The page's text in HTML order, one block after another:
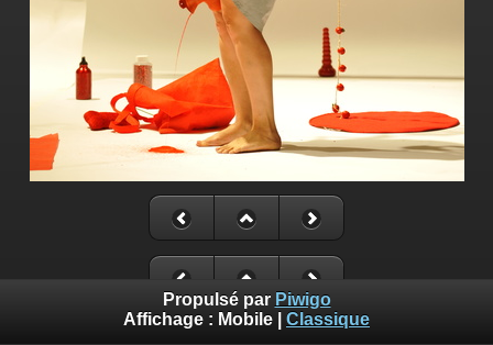
Propulsé par Piwigo
Affichage : Mobile Classique